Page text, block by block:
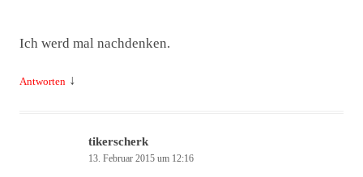
Ich werd mal nachdenken.
Antworten ↓
tikerscherk
13. Februar 2015 um 12:16